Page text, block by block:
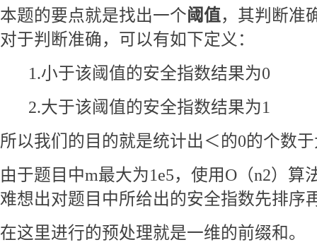
本题的要点就是找出一个阈值，其判断准
对于判断准确，可以有如下定义：
1.小于该阈值的安全指数结果为0
2.大于该阈值的安全指数结果为1
所以我们的目的就是统计出＜的0的个数
由于题目中m最大为1e5，使用O（n2）算
难想出对题目中所给出的安全指数先排序
在这里进行的预处理就是一维的前缀和。